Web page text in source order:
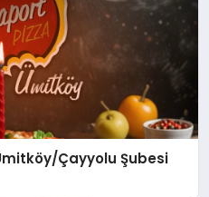
Çayyolu Şubesi